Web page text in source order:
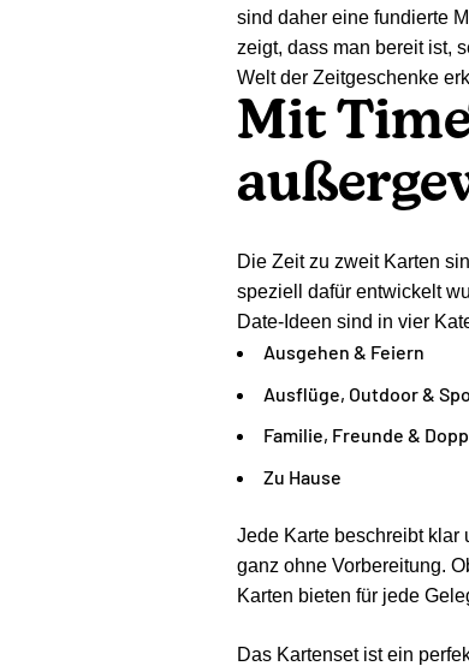
sind daher eine fundierte
zeigt, dass man bereit ist,
Welt der Zeitgeschenke
Mit
Die Zeit zu zweit Karten
speziell dafür entwickelt
Date-Ideen sind in vier
Ausgehen & Feiern
Ausflüge, Outdoor &
Familie, Freunde &
Zu Hause
Jede Karte beschreibt klar
ganz ohne Vorbereitung.
Karten bieten für jede
Das Kartenset ist ein